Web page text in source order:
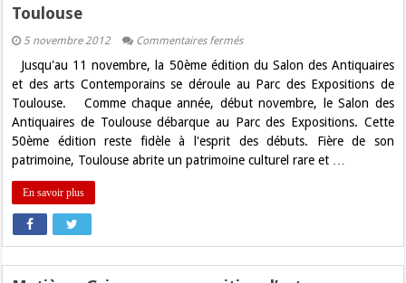
Toulouse
5 novembre 2012 Commentaires ferméssur
50ème
édition
du
Salon
des
Antiquaires
à
Toulouse
Jusqu'au 11 novembre, la 50ème édition du Salon des Antiquaires
et des arts Contemporains se déroule au Parc des Expositions de
Toulouse. Comme chaque année, début novembre, le Salon des
Antiquaires de Toulouse débarque au Parc des Expositions. Cette
50ème édition reste fidèle à l'esprit des débuts. Fière de son
patrimoine, Toulouse abrite un patrimoine culturel rare et …
En savoir plus